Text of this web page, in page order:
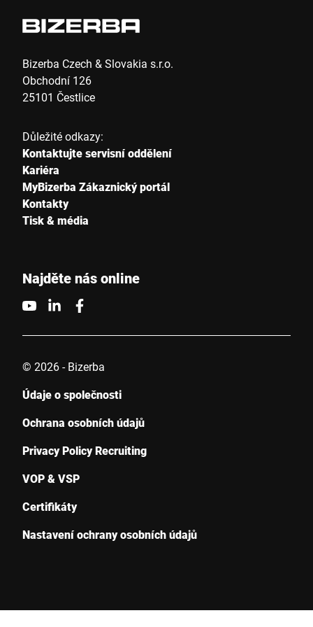
Bizerba Czech & Slovakia s.r.o.
Obchodní 126
25101 Čestlice
Důležité odkazy:
Kontaktujte servisní oddělení
Kariéra
MyBizerba Zákaznický portál
Kontakty
Tisk & média
Najděte nás online
© 2026 - Bizerba
Údaje o společnosti
Ochrana osobních údajů
Privacy Policy Recruiting
VOP & VSP
Certifikáty
Nastavení ochrany osobních údajů